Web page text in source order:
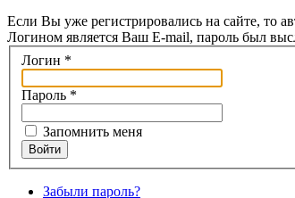
Если Вы уже регистрировались на сайте, то
Логином является Ваш E-mail, пароль был
Логин *
Пароль *
Запомнить меня
Войти
Забыли пароль?